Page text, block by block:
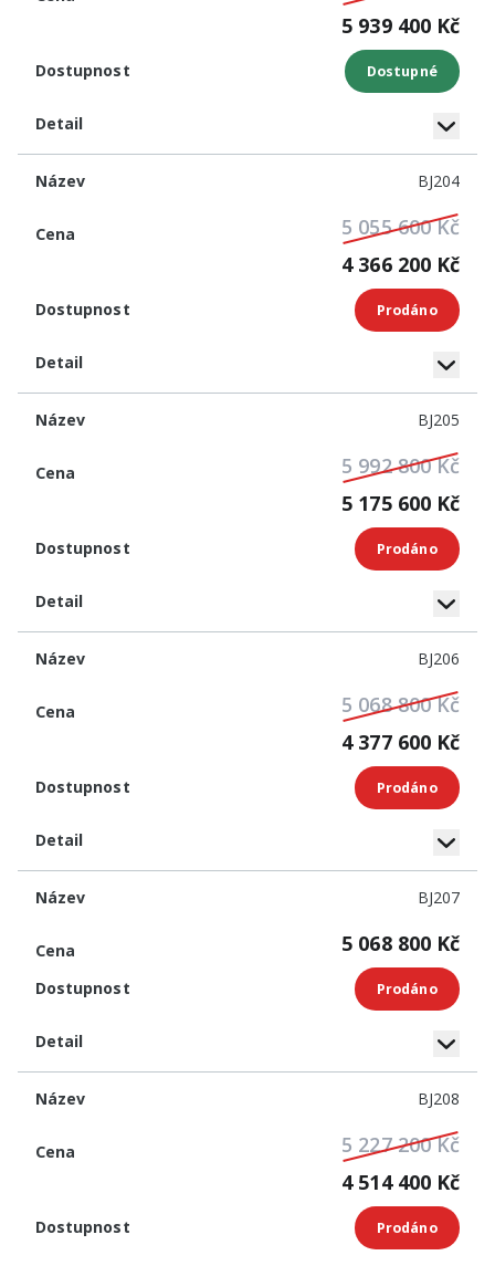
5 939 400 Kč
Dostupné
BJ204
5 055 600 Kč
4 366 200 Kč
Prodáno
BJ205
5 992 800 Kč
5 175 600 Kč
Prodáno
BJ206
5 068 800 Kč
4 377 600 Kč
Prodáno
BJ207
5 068 800 Kč
Prodáno
BJ208
5 227 200 Kč
4 514 400 Kč
Prodáno